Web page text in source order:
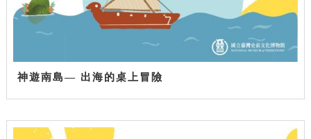
神遊南島— 出海的桌上冒險